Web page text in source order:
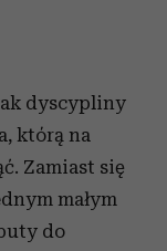
dyscypliny
którą na
Zamiast się
małym
do